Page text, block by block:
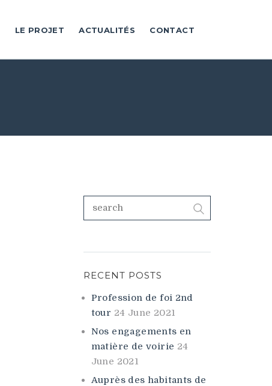
LE PROJET ACTUALITÉS CONTACT
RECENT POSTS
Profession de foi 2nd
tour 24 June 2021
Nos engagements en
matière de voirie 24
June 2021
Auprès des habitants de